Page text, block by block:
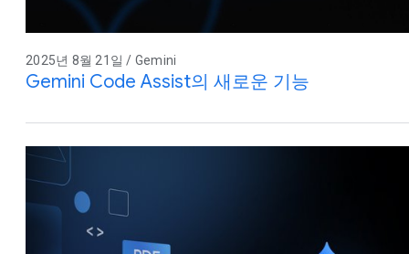
2025년 8월 21일 / Gemini
Gemini Code Assist의 새로운 기능